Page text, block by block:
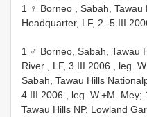
1 ♀ Borneo , Sabah, Tawau
Headquarter, LF, 2.-
1 ♂ Borneo, Sabah, Tawau
River , LF, 3.III.2006 , leg.
Sabah, Tawau Hills
4.III.2006 , leg. W.+M. Mey;
Tawau Hills NP, Lowland